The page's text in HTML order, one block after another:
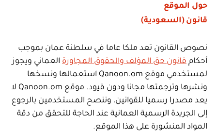
حول الموقع
قانون (السعودية)
نصوص القانون تعد ملكا عاما في سلطنة عمان بموجب
أحكام قانون حق المؤلف والحقوق المجاورة العماني ويجوز
لمستخدمي موقع Qanoon.om استعمالها ونسخها
ونشرها وترجمتها مجانا ودون قيود. موقع Qanoon.om لا
يعد مصدرا رسميا للقوانين، وننصح المستخدمين بالرجوع
إلى الجريدة الرسمية العمانية عند الحاجة للتحقق من دقة
المواد المنشورة على هذا الموقع.